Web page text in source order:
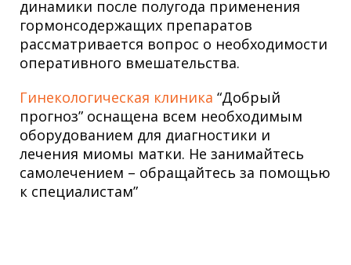
динамики после полугода применения
гормонсодержащих препаратов
рассматривается вопрос о необходимости
оперативного вмешательства.
Гинекологическая клиника “Добрый
прогноз” оснащена всем необходимым
оборудованием для диагностики и
лечения миомы матки. Не занимайтесь
самолечением – обращайтесь за помощью
к специалистам”